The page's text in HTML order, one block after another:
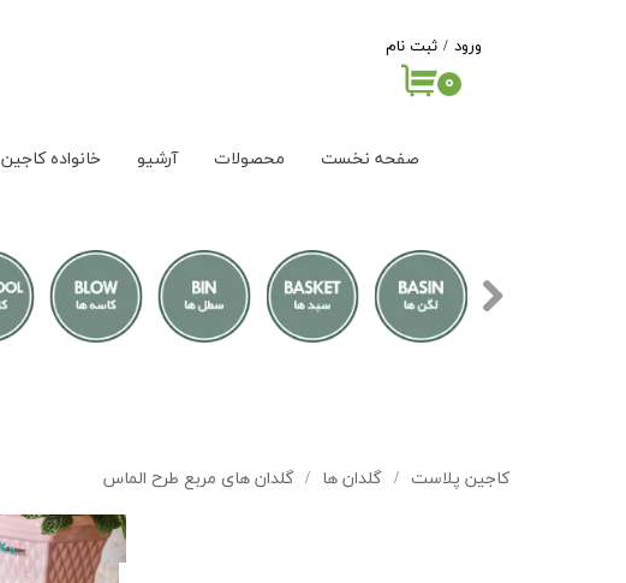
صفحه نخست محصولات آرشیو خانواده کاجین
ورود / ثبت نام
حساب کاربری من
۰
کاجین پلاست گلدان ها گلدان های مربع طرح الماس